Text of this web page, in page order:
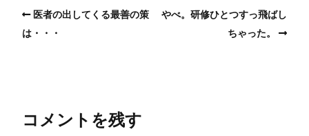
医者の出してくる最善の策
は・・・
やべ。研修ひとつすっ飛ばし
ちゃった。
コメントを残す